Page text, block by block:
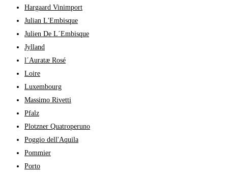
Hargaard Vinimport
Julian L'Embisque
Julien De L´Embisque
Jylland
l´Auratæ Rosé
Loire
Luxembourg
Massimo Rivetti
Pfalz
Plotzner Quatroperuno
Poggio dell'Aquila
Pommier
Porto